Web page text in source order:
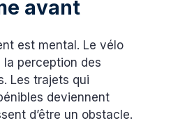
avant
est mental. Le vélo
perception des
Les trajets qui
deviennent
d’être un obstacle.